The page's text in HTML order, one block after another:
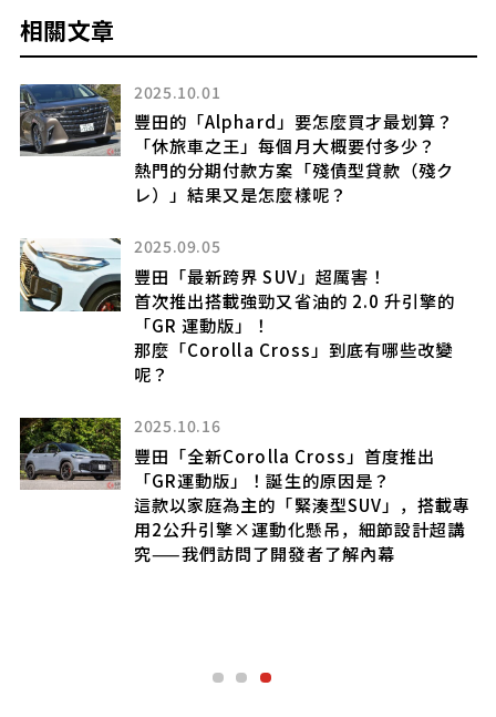
相關文章
2025.10.01
豐田的「Alphard」要怎麼買才最划算？
「休旅車之王」每個月大概要付多少？
熱門的分期付款方案「殘債型貸款（殘ク
レ）」結果又是怎麼樣呢？
2025.09.05
豐田「最新跨界 SUV」超厲害！
首次推出搭載強勁又省油的 2.0 升引擎的
「GR 運動版」！
那麼「Corolla Cross」到底有哪些改變
呢？
2025.10.16
豐田「全新Corolla Cross」首度推出
「GR運動版」！誕生的原因是？
這款以家庭為主的「緊湊型SUV」，搭載專
用2公升引擎×運動化懸吊，細節設計超講
究——我們訪問了開發者了解內幕